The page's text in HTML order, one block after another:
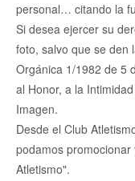
personal… citando la
Si desea ejercer su
foto, salvo que se den
Orgánica 1/1982 de 5
al Honor, a la
Imagen.
Desde el Club
podamos
Atletismo".